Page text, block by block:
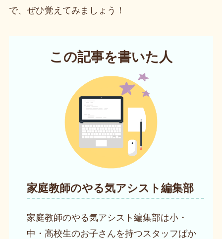
で、ぜひ覚えてみましょう！
この記事を書いた人
家庭教師のやる気アシスト編集部
家庭教師のやる気アシスト編集部は小・
中・高校生のお子さんを持つスタッフばか